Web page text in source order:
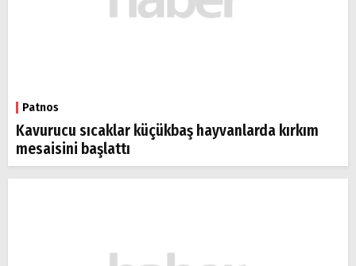
Patnos
Kavurucu sıcaklar küçükbaş hayvanlarda kırkım
mesaisini başlattı